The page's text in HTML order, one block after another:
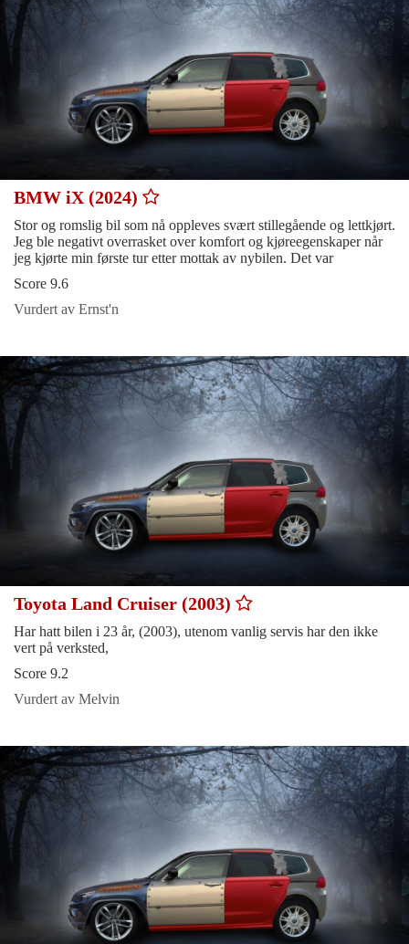
BMW iX (2024)
Stor og romslig bil som nå oppleves svært stillegående og lettkjørt.
Jeg ble negativt overrasket over komfort og kjøreegenskaper når
jeg kjørte min første tur etter mottak av nybilen. Det var
Score 9.6
Vurdert av Ernst'n
Toyota Land Cruiser (2003)
Har hatt bilen i 23 år, (2003), utenom vanlig servis har den ikke
vert på verksted,
Score 9.2
Vurdert av Melvin